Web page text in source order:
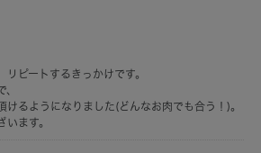
ピートするきっかけです。
けるようになりました(どんなお肉でも合う！)。
います。